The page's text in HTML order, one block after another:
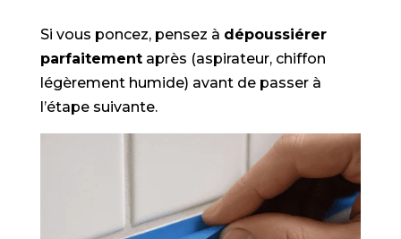
Si vous poncez, pensez à dépoussiérer
parfaitementaprès (aspirateur, chiffon
légèrement humide) avant de passer à
l’étape suivante.